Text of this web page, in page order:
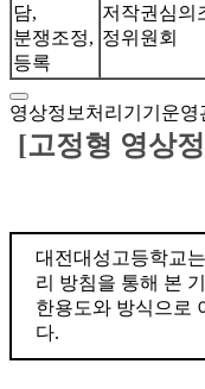
담,
분쟁조정,
등록
저작권심의
정위원회
영상정보처리기기운영
[고정형 영상
대전대성고등학교
리 방침을 통해 본
한용도와 방식으로
다.